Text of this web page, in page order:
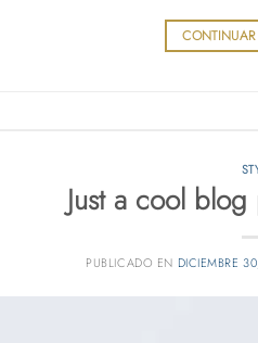
Just a cool
PUBLICADO EN DICIEMBRE